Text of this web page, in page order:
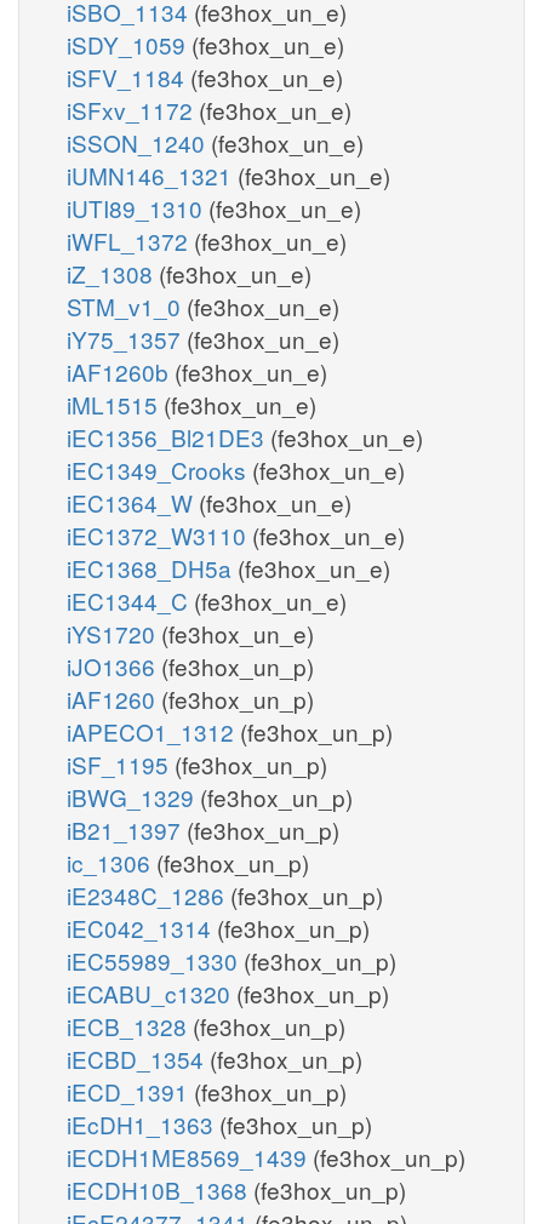
iSBO_1134 (fe3hox_un_e)
iSDY_1059 (fe3hox_un_e)
iSFV_1184 (fe3hox_un_e)
iSFxv_1172 (fe3hox_un_e)
iSSON_1240 (fe3hox_un_e)
iUMN146_1321 (fe3hox_un_e)
iUTI89_1310 (fe3hox_un_e)
iWFL_1372 (fe3hox_un_e)
iZ_1308 (fe3hox_un_e)
STM_v1_0 (fe3hox_un_e)
iY75_1357 (fe3hox_un_e)
iAF1260b (fe3hox_un_e)
iML1515 (fe3hox_un_e)
iEC1356_Bl21DE3 (fe3hox_un_e)
iEC1349_Crooks (fe3hox_un_e)
iEC1364_W (fe3hox_un_e)
iEC1372_W3110 (fe3hox_un_e)
iEC1368_DH5a (fe3hox_un_e)
iEC1344_C (fe3hox_un_e)
iYS1720 (fe3hox_un_e)
iJO1366 (fe3hox_un_p)
iAF1260 (fe3hox_un_p)
iAPECO1_1312 (fe3hox_un_p)
iSF_1195 (fe3hox_un_p)
iBWG_1329 (fe3hox_un_p)
iB21_1397 (fe3hox_un_p)
ic_1306 (fe3hox_un_p)
iE2348C_1286 (fe3hox_un_p)
iEC042_1314 (fe3hox_un_p)
iEC55989_1330 (fe3hox_un_p)
iECABU_c1320 (fe3hox_un_p)
iECB_1328 (fe3hox_un_p)
iECBD_1354 (fe3hox_un_p)
iECD_1391 (fe3hox_un_p)
iEcDH1_1363 (fe3hox_un_p)
iECDH1ME8569_1439 (fe3hox_un_p)
iECDH10B_1368 (fe3hox_un_p)